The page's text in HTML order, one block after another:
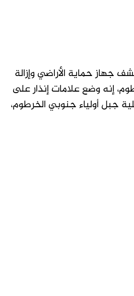
جهاز حماية الأراضي وإزالة
إنه وضع علامات إنذار على
جبل أولياء جنوبي الخرطوم،